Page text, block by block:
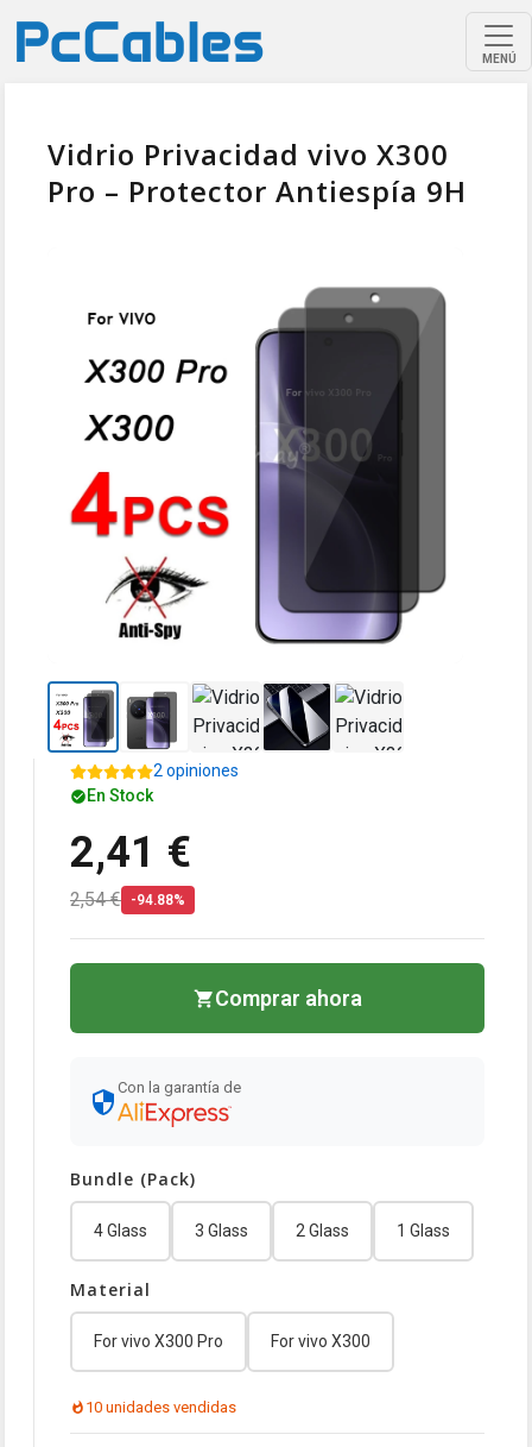
MENÚ
Vidrio Privacidad vivo X300
Pro – Protector Antiespía 9H
2 opiniones
En Stock
2,41 €
2,54 € -94.88%
Comprar ahora
Con la garantía de
Bundle (Pack)
4 Glass 3 Glass 2 Glass 1 Glass
Material
For vivo X300 Pro For vivo X300
10 unidades vendidas